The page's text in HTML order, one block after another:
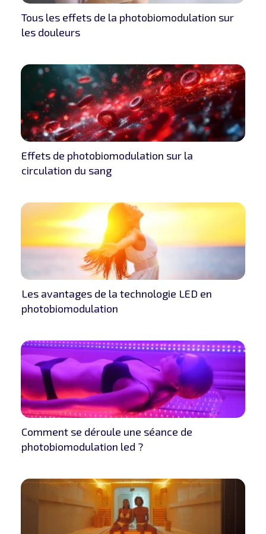
Tous les effets de la photobiomodulation sur
les douleurs
Effets de photobiomodulation sur la
circulation du sang
Les avantages de la technologie LED en
photobiomodulation
Comment se déroule une séance de
photobiomodulation led ?